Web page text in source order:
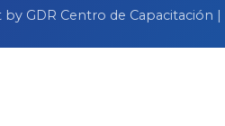
GDR Centro de Capacitación |